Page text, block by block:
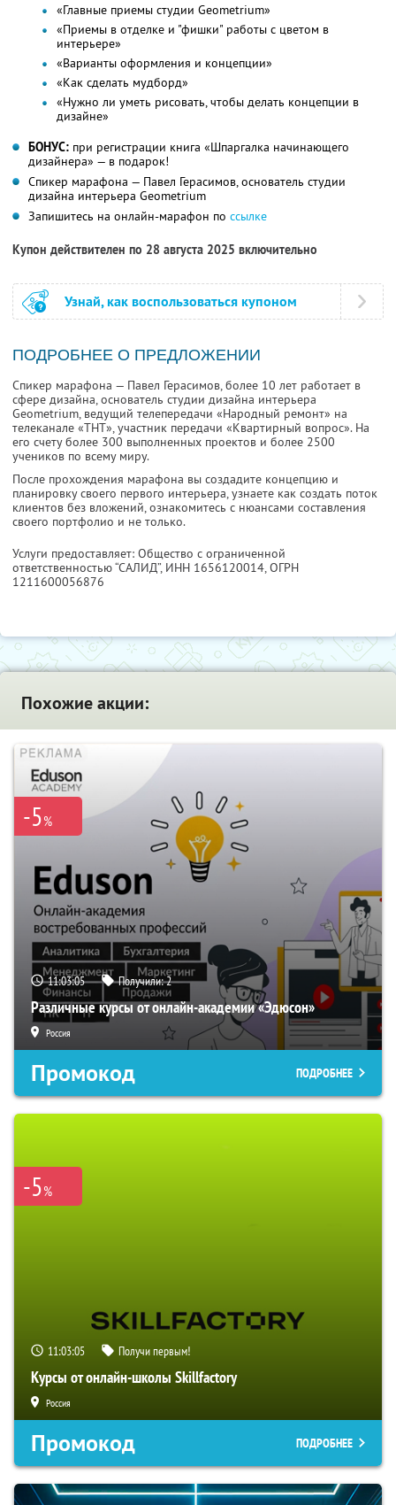
«Главные приемы студии Geometrium»
«Приемы в отделке и "фишки" работы с цветом в
интерьере»
«Варианты оформления и концепции»
«Как сделать мудборд»
«Нужно ли уметь рисовать, чтобы делать концепции в
дизайне»
БОНУС: при регистрации книга «Шпаргалка начинающего
дизайнера» — в подарок!
Спикер марафона — Павел Герасимов, основатель студии
дизайна интерьера Geometrium
Запишитесь на онлайн-марафон по ссылке
Купон действителен по 28 августа 2025 включительно
Узнай, как воспользоваться купоном
ПОДРОБНЕЕ О ПРЕДЛОЖЕНИИ
Спикер марафона — Павел Герасимов, более 10 лет работает в
сфере дизайна, основатель студии дизайна интерьера
Geometrium, ведущий телепередачи «Народный ремонт» на
телеканале «ТНТ», участник передачи «Квартирный вопрос». На
его счету более 300 выполненных проектов и более 2500
учеников по всему миру.
После прохождения марафона вы создадите концепцию и
планировку своего первого интерьера, узнаете как создать поток
клиентов без вложений, ознакомитесь с нюансами составления
своего портфолио и не только.
Услуги предоставляет: Общество с ограниченной
ответственностью “САЛИД”, ИНН 1656120014, ОГРН
1211600056876
Похожие акции:
-5%
11:03:04 Получили:2
Различные курсы от онлайн-академии «Эдюсон»
Россия
Промокод ПОДРОБНЕЕ
-5%
11:03:04 Получи первым!
Курсы от онлайн-школы Skillfactory
Россия
Промокод ПОДРОБНЕЕ